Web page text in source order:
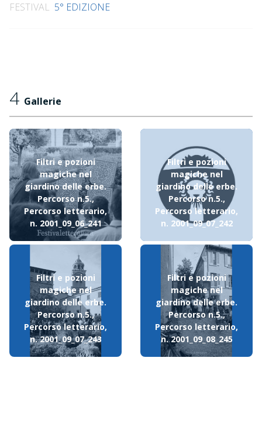
FESTIVAL 5° EDIZIONE
4 Gallerie
Filtri e pozioni
magiche nel
giardino delle erbe.
Percorso n.5.,
Percorso letterario,
n. 2001_09_06_241
Filtri e pozioni
magiche nel
giardino delle erbe.
Percorso n.5.,
Percorso letterario,
n. 2001_09_07_242
Filtri e pozioni
magiche nel
giardino delle erbe.
Percorso n.5.,
Percorso letterario,
n. 2001_09_07_243
Filtri e pozioni
magiche nel
giardino delle erbe.
Percorso n.5.,
Percorso letterario,
n. 2001_09_08_245